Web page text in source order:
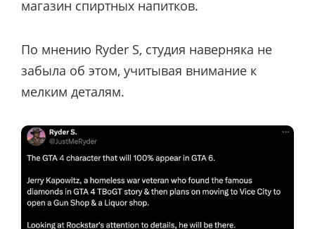
магазин спиртных напитков.
По мнению Ryder S, студия наверняка не
забыла об этом, учитывая внимание к
мелким деталям.